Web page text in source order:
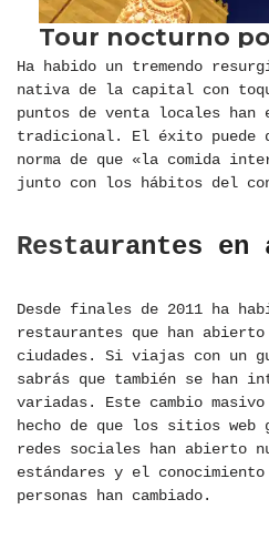
Ha habido un tremendo
nativa de la capital con
puntos de venta locales han
tradicional. El éxito puede
norma de que «la comida
junto con los hábitos del
Restaurantes en
Desde finales de 2011 ha
restaurantes que han
ciudades. Si viajas con un
sabrás que también se han
variadas. Este cambio
hecho de que los sitios web
redes sociales han abierto
estándares y el
personas han cambiado.